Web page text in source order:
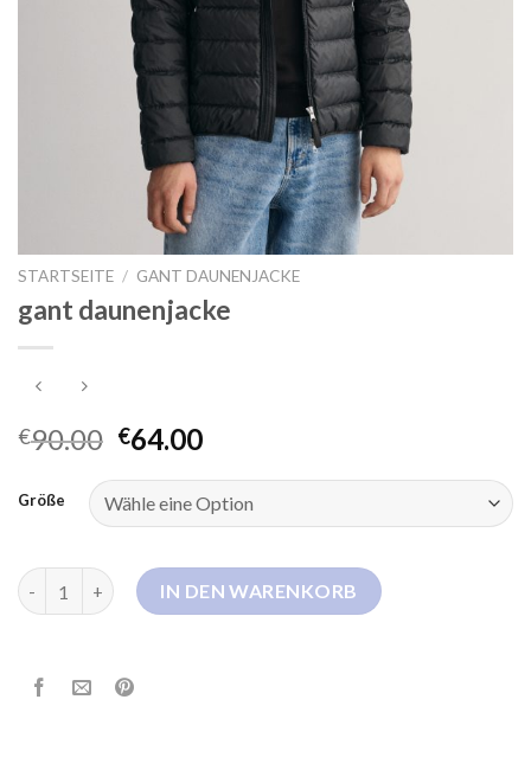
STARTSEITE / GANT DAUNENJACKE
gant daunenjacke
€90.00 €64.00
Größe
gant daunenjacke MengeIN DEN WARENKORB